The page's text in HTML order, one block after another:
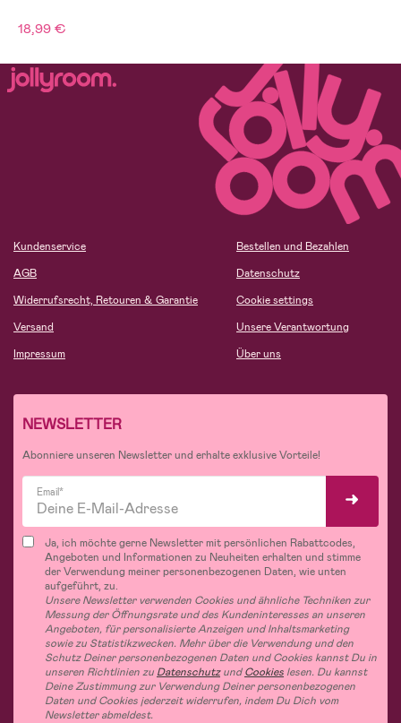
18,99 €
Kundenservice
AGB
Widerrufsrecht, Retouren & Garantie
Versand
Impressum
Bestellen und Bezahlen
Datenschutz
Cookie settings
Unsere Verantwortung
Über uns
NEWSLETTER
Abonniere unseren Newsletter und erhalte exklusive Vorteile!
Email*
Ja, ich möchte gerne Newsletter mit persönlichen Rabattcodes,
Angeboten und Informationen zu Neuheiten erhalten und stimme
der Verwendung meiner personenbezogenen Daten, wie unten
aufgeführt, zu.
Unsere Newsletter verwenden Cookies und ähnliche Techniken zur
Messung der Öffnungsrate und des Kundeninteresses an unseren
Angeboten, für personalisierte Anzeigen und Inhaltsmarketing
sowie zu Statistikzwecken. Mehr über die Verwendung und den
Schutz Deiner personenbezogenen Daten und Cookies kannst Du in
unseren Richtlinien zu DatenschutzundCookies lesen. Du kannst
Deine Zustimmung zur Verwendung Deiner personenbezogenen
Daten und Cookies jederzeit widerrufen, indem Du Dich vom
Newsletter abmeldest.